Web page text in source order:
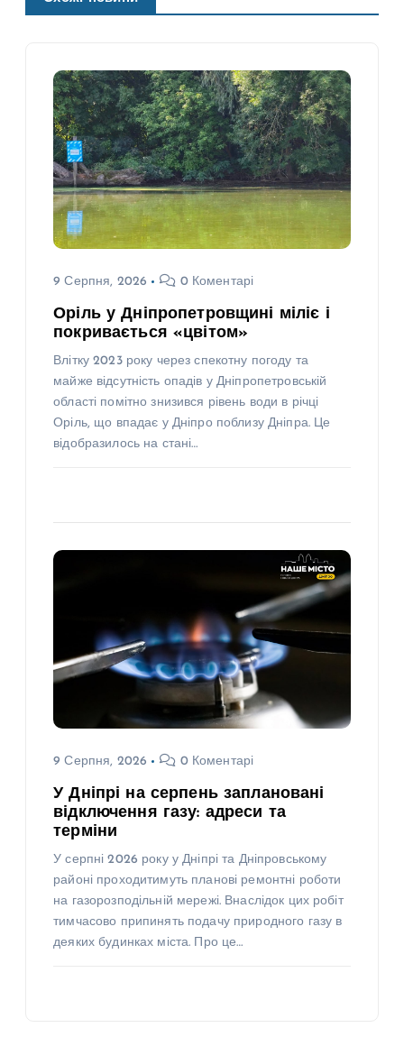
9 Серпня, 2026 0 Коментарі
Оріль у Дніпропетровщині міліє і
покривається «цвітом»
Влітку 2023 року через спекотну погоду та
майже відсутність опадів у Дніпропетровській
області помітно знизився рівень води в річці
Оріль, що впадає у Дніпро поблизу Дніпра. Це
відобразилось на стані…
9 Серпня, 2026 0 Коментарі
У Дніпрі на серпень заплановані
відключення газу: адреси та
терміни
У серпні 2026 року у Дніпрі та Дніпровському
районі проходитимуть планові ремонтні роботи
на газорозподільній мережі. Внаслідок цих робіт
тимчасово припинять подачу природного газу в
деяких будинках міста. Про це…